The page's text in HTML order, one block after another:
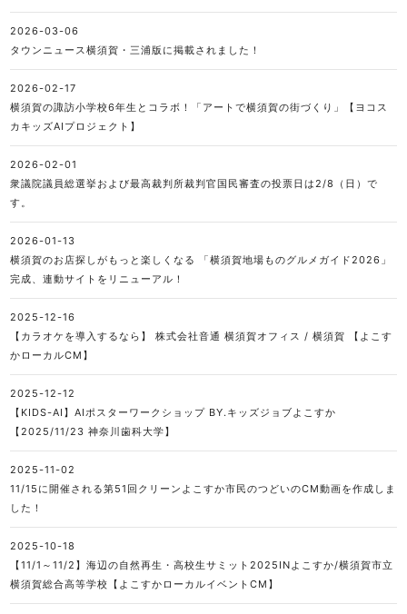
2026-03-06
タウンニュース横須賀・三浦版に掲載されました！
2026-02-17
横須賀の諏訪小学校6年生とコラボ！「アートで横須賀の街づくり」【ヨコス
カキッズAIプロジェクト】
2026-02-01
衆議院議員総選挙および最高裁判所裁判官国民審査の投票日は2/8（日）で
す。
2026-01-13
横須賀のお店探しがもっと楽しくなる 「横須賀地場ものグルメガイド2026」
完成、連動サイトをリニューアル！
2025-12-16
【カラオケを導入するなら】 株式会社音通 横須賀オフィス / 横須賀 【よこす
かローカルCM】
2025-12-12
【KIDS-AI】AIポスターワークショップ BY.キッズジョブよこすか
【2025/11/23 神奈川歯科大学】
2025-11-02
11/15に開催される第51回クリーンよこすか市民のつどいのCM動画を作成しま
した！
2025-10-18
【11/1～11/2】海辺の自然再生・高校生サミット2025INよこすか/横須賀市立
横須賀総合高等学校【よこすかローカルイベントCM】